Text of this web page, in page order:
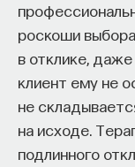
роскоши
в отклике,
клиент ему не
не
на исходе.
подлинного